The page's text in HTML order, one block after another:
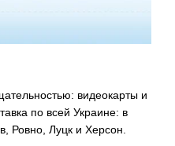
видеокарты и
по всей Украине: в
Ровно, Луцк и Херсон.